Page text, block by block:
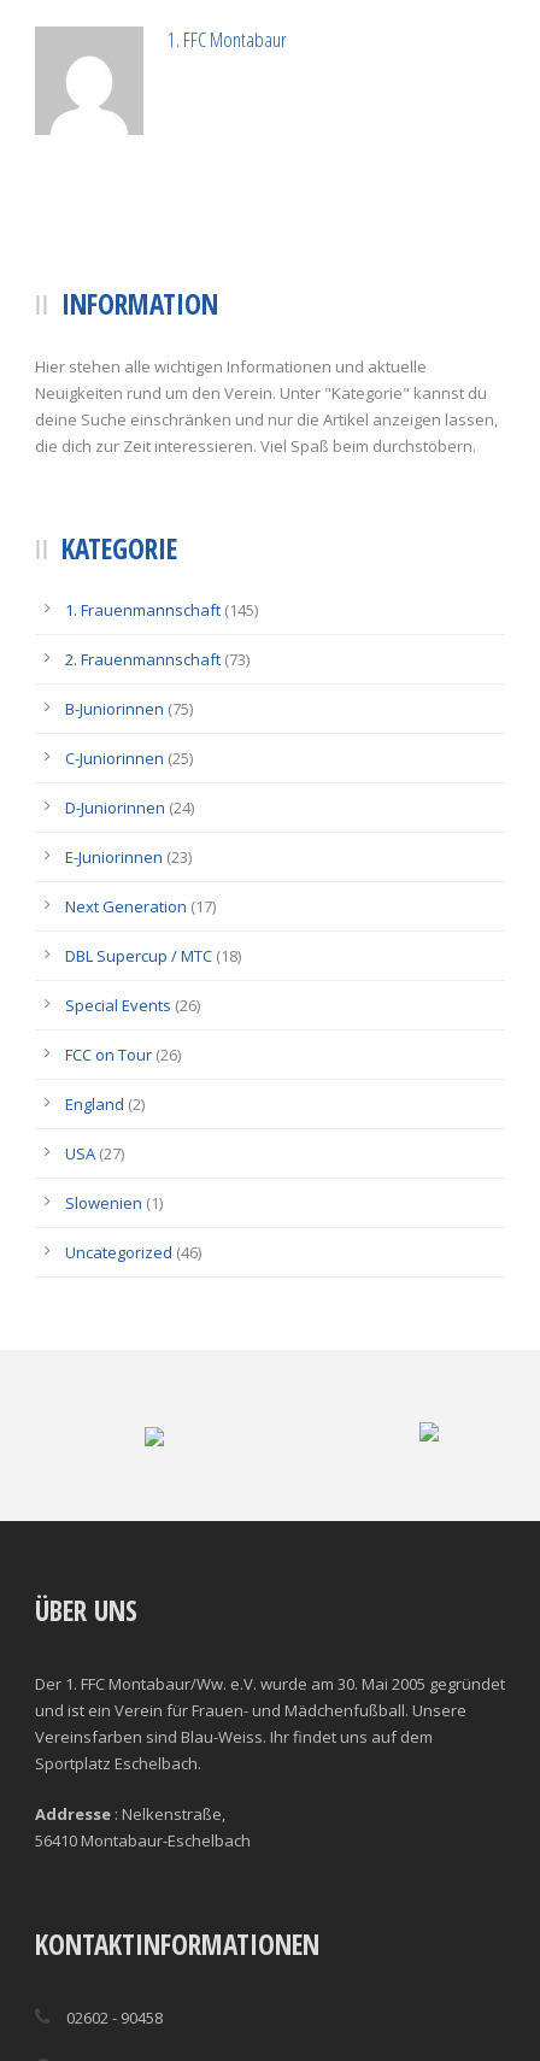
1. FFC Montabaur
INFORMATION
Hier stehen alle wichtigen Informationen und aktuelle
Neuigkeiten rund um den Verein. Unter "Kategorie" kannst du
deine Suche einschränken und nur die Artikel anzeigen lassen,
die dich zur Zeit interessieren. Viel Spaß beim durchstöbern.
KATEGORIE
1. Frauenmannschaft (145)
2. Frauenmannschaft (73)
B-Juniorinnen (75)
C-Juniorinnen (25)
D-Juniorinnen (24)
E-Juniorinnen (23)
Next Generation (17)
DBL Supercup / MTC (18)
Special Events (26)
FCC on Tour (26)
England (2)
USA (27)
Slowenien (1)
Uncategorized (46)
ÜBER UNS
Der 1. FFC Montabaur/Ww. e.V. wurde am 30. Mai 2005 gegründet
und ist ein Verein für Frauen- und Mädchenfußball. Unsere
Vereinsfarben sind Blau-Weiss. Ihr findet uns auf dem
Sportplatz Eschelbach.
Addresse : Nelkenstraße,
56410 Montabaur-Eschelbach
KONTAKTINFORMATIONEN
02602 - 90458